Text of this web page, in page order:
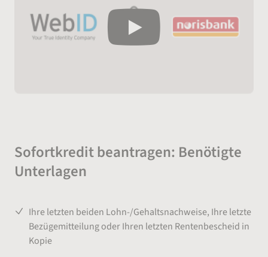
Sofortkredit beantragen: Benötigte
Unterlagen
Ihre letzten beiden Lohn-/Gehaltsnachweise, Ihre letzte
Bezügemitteilung oder Ihren letzten Rentenbescheid in
Kopie